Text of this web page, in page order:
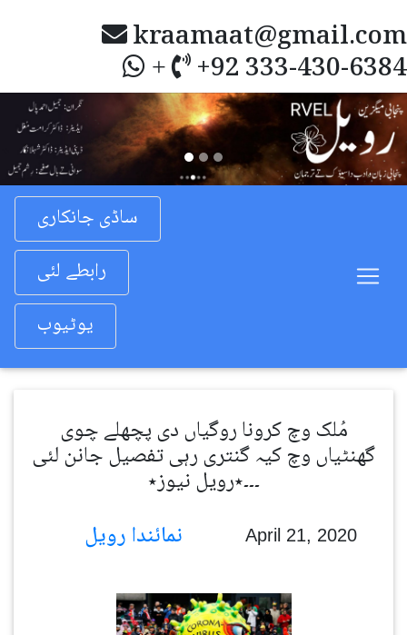
kraamaat@gmail.com
+ +92 333-430-6384
Previous
ساڈی جانکاری
رابطے لئی
یوٹیوب
مُلک وچ کرونا روگیاں دی پچھلے چوی
گھنٹیاں وچ کیہ گنتری رہی تفصیل جانن لئی
۔۔۔٭رویل نیوز٭
April 21, 2020